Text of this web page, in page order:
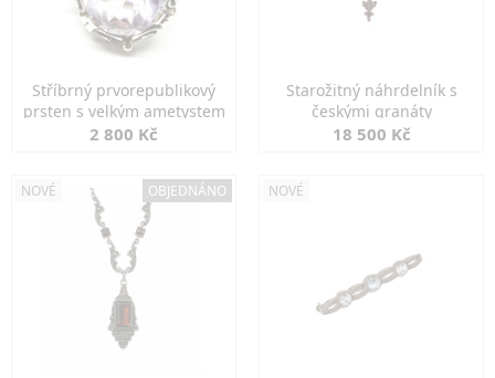
Stříbrný prvorepublikový
prsten s velkým ametystem
2 800 Kč
Starožitný náhrdelník s
českými granáty
18 500 Kč
NOVÉ OBJEDNÁNO NOVÉ